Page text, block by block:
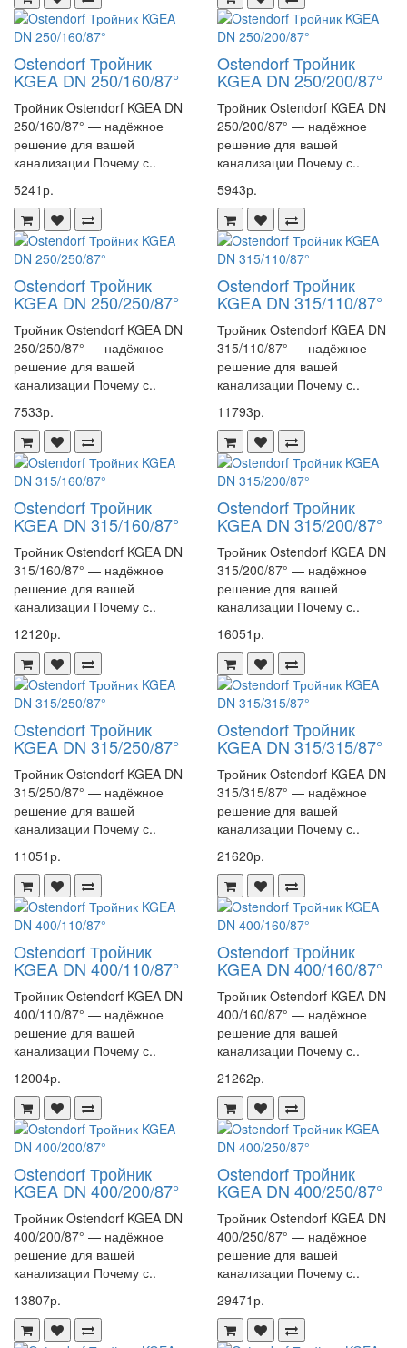
Ostendorf Тройник
KGEA DN 250/160/87°
Тройник Ostendorf KGEA DN
250/160/87° — надёжное
решение для вашей
канализации Почему с..
5241р.
Ostendorf Тройник
KGEA DN 250/200/87°
Тройник Ostendorf KGEA DN
250/200/87° — надёжное
решение для вашей
канализации Почему с..
5943р.
Ostendorf Тройник
KGEA DN 250/250/87°
Тройник Ostendorf KGEA DN
250/250/87° — надёжное
решение для вашей
канализации Почему с..
7533р.
Ostendorf Тройник
KGEA DN 315/110/87°
Тройник Ostendorf KGEA DN
315/110/87° — надёжное
решение для вашей
канализации Почему с..
11793р.
Ostendorf Тройник
KGEA DN 315/160/87°
Тройник Ostendorf KGEA DN
315/160/87° — надёжное
решение для вашей
канализации Почему с..
12120р.
Ostendorf Тройник
KGEA DN 315/200/87°
Тройник Ostendorf KGEA DN
315/200/87° — надёжное
решение для вашей
канализации Почему с..
16051р.
Ostendorf Тройник
KGEA DN 315/250/87°
Тройник Ostendorf KGEA DN
315/250/87° — надёжное
решение для вашей
канализации Почему с..
11051р.
Ostendorf Тройник
KGEA DN 315/315/87°
Тройник Ostendorf KGEA DN
315/315/87° — надёжное
решение для вашей
канализации Почему с..
21620р.
Ostendorf Тройник
KGEA DN 400/110/87°
Тройник Ostendorf KGEA DN
400/110/87° — надёжное
решение для вашей
канализации Почему с..
12004р.
Ostendorf Тройник
KGEA DN 400/160/87°
Тройник Ostendorf KGEA DN
400/160/87° — надёжное
решение для вашей
канализации Почему с..
21262р.
Ostendorf Тройник
KGEA DN 400/200/87°
Тройник Ostendorf KGEA DN
400/200/87° — надёжное
решение для вашей
канализации Почему с..
13807р.
Ostendorf Тройник
KGEA DN 400/250/87°
Тройник Ostendorf KGEA DN
400/250/87° — надёжное
решение для вашей
канализации Почему с..
29471р.